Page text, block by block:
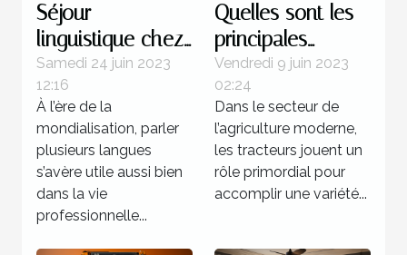
Séjour
linguistique chez
un professeur : 4
bonnes raisons
d’opter pour ce
programme
Samedi 24 juin 2023
12:16
À l’ère de la
mondialisation, parler
plusieurs langues
s’avère utile aussi bien
dans la vie
professionnelle...
Quelles sont les
principales
marques de
tracteurs
agricoles
disponibles sur le
marché ?
Vendredi 9 juin 2023
02:24
Dans le secteur de
l’agriculture moderne,
les tracteurs jouent un
rôle primordial pour
accomplir une variété...